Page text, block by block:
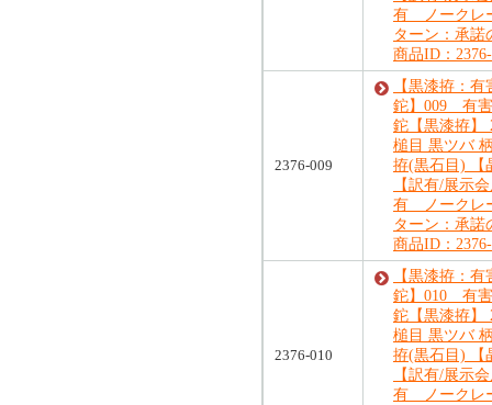
有 ノークレ
ターン：承諾
商品ID：
2376-009
【黒漆拵：
鉈】009 有
鉈【黒漆拵】
槌目 黒ツバ
拵(黒石目) 【
【訳有/展示
有 ノークレ
ターン：承諾
商品ID：
2376-010
【黒漆拵：
鉈】010 有
鉈【黒漆拵】
槌目 黒ツバ
拵(黒石目) 【
【訳有/展示
有 ノークレ